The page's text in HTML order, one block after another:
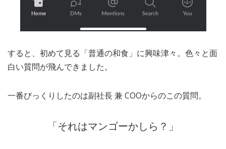
すると、初めて見る「普通の和食」に興味津々。色々と面
白い質問が飛んできました。
一番びっくりしたのは副社長 兼 COOからのこの質問。
「それはマンゴーかしら？」